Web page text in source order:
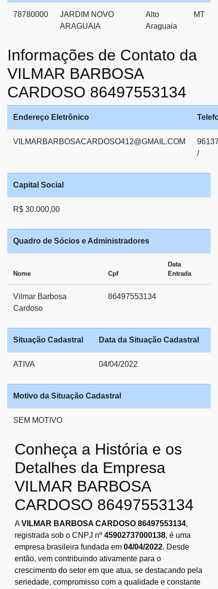
78780000
JARDIM NOVO
ARAGUAIA
Alto
Araguaia
MT
Informações de Contato da
VILMAR BARBOSA
CARDOSO 86497553134
Endereço Eletrônico
VILMARBARBOSACARDOSO412@GMAIL.COM
/
Capital Social
R$ 30.000,00
Quadro de Sócios e Administradores
Nome Cpf
Data
Entrada
Vilmar Barbosa
Cardoso
86497553134
Situação Cadastral Data da Situação Cadastral
ATIVA 04/04/2022
Motivo da Situação Cadastral
SEM MOTIVO
Conheça a História e os
Detalhes da Empresa
VILMAR BARBOSA
CARDOSO 86497553134
AVILMAR BARBOSA CARDOSO 86497553134,
registrada sob o CNPJ nº 45902737000138, é uma
empresa brasileira fundada em 04/04/2022. Desde
então, vem contribuindo ativamente para o
crescimento do setor em que atua, se destacando pela
seriedade, compromisso com a qualidade e constante